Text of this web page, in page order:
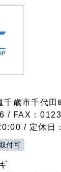
歳市千代田
/ FAX：
/ 定休日
付可